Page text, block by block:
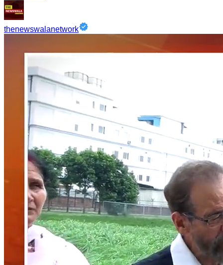
thenewswalanetwork